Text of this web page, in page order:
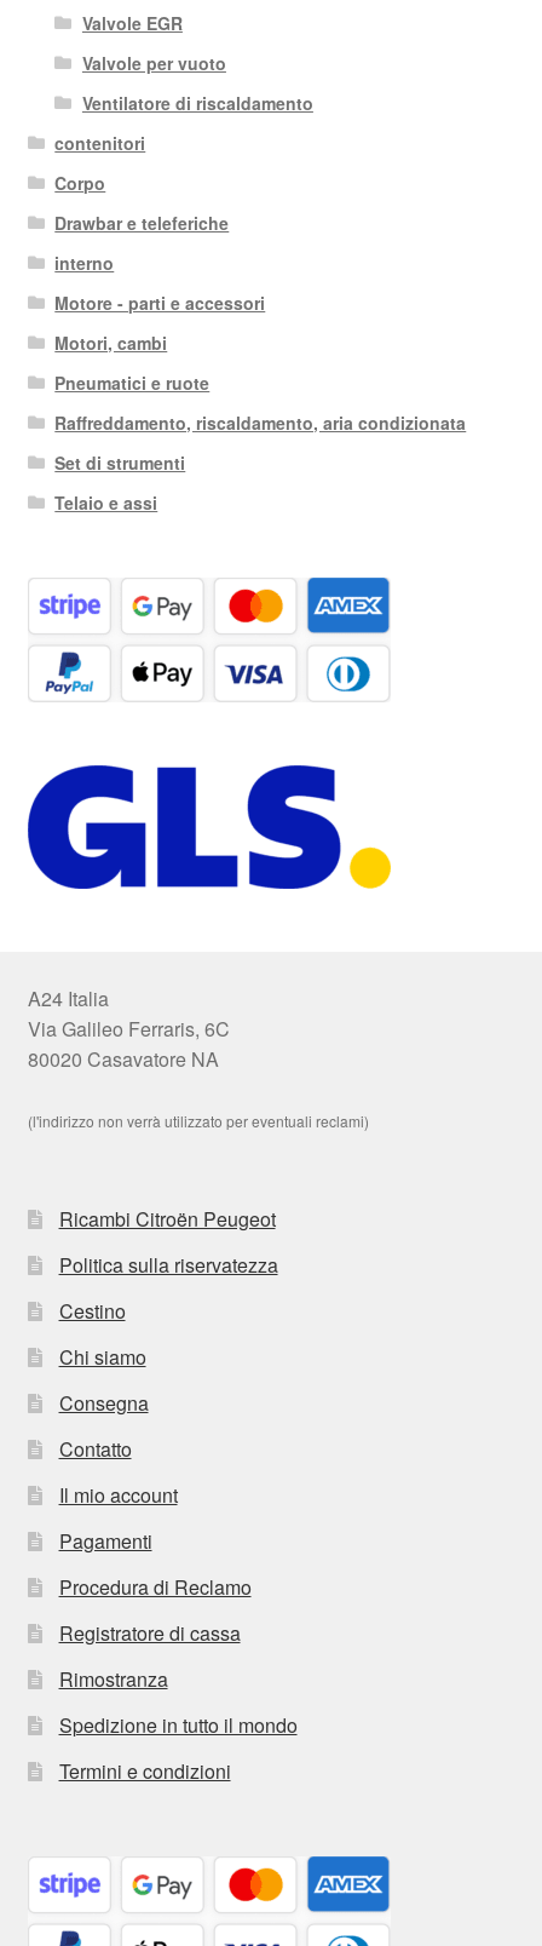
Valvole EGR
Valvole per vuoto
Ventilatore di riscaldamento
contenitori
Corpo
Drawbar e teleferiche
interno
Motore - parti e accessori
Motori, cambi
Pneumatici e ruote
Raffreddamento, riscaldamento, aria condizionata
Set di strumenti
Telaio e assi
A24 Italia
Via Galileo Ferraris, 6C
80020 Casavatore NA
(l'indirizzo non verrà utilizzato per eventuali reclami)
Ricambi Citroën Peugeot
Politica sulla riservatezza
Cestino
Chi siamo
Consegna
Contatto
Il mio account
Pagamenti
Procedura di Reclamo
Registratore di cassa
Rimostranza
Spedizione in tutto il mondo
Termini e condizioni